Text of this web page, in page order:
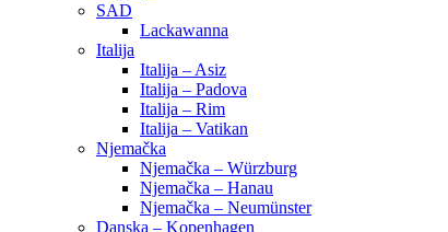
SAD
Lackawanna
Italija
Italija – Asiz
Italija – Padova
Italija – Rim
Italija – Vatikan
Njemačka
Njemačka – Würzburg
Njemačka – Hanau
Njemačka – Neumünster
Danska – Kopenhagen